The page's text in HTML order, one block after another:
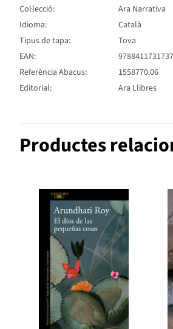
Col·lecció:
Ara Narrativa
Idioma:
Català
Tipus de tapa:
Tova
EAN:
9788411731737
Referència Abacus:
1558770.06
Editorial:
Ara Llibres
Productes